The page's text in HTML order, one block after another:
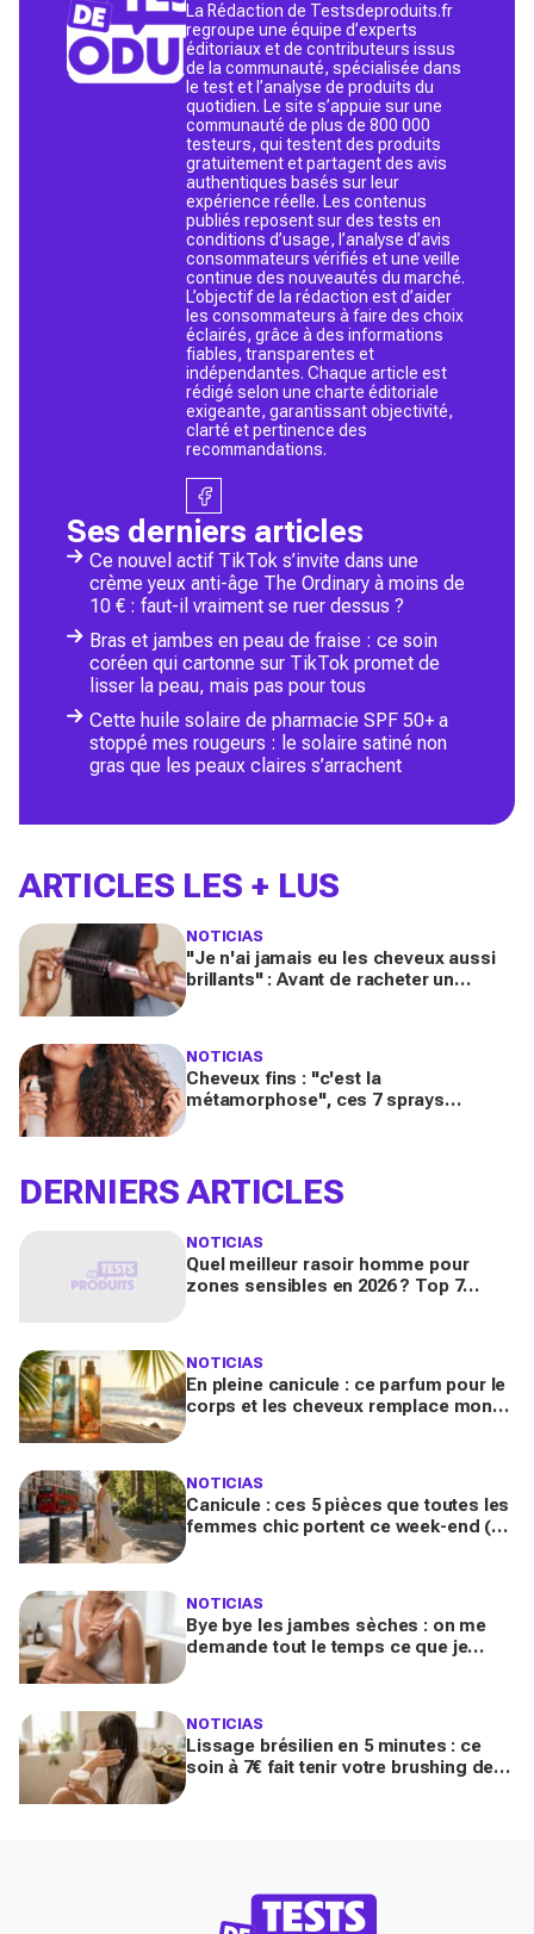
La Rédaction de Testsdeproduits.fr
regroupe une équipe d’experts
éditoriaux et de contributeurs issus
de la communauté, spécialisée dans
le test et l’analyse de produits du
quotidien. Le site s’appuie sur une
communauté de plus de 800 000
testeurs, qui testent des produits
gratuitement et partagent des avis
authentiques basés sur leur
expérience réelle. Les contenus
publiés reposent sur des tests en
conditions d’usage, l’analyse d’avis
consommateurs vérifiés et une veille
continue des nouveautés du marché.
L’objectif de la rédaction est d’aider
les consommateurs à faire des choix
éclairés, grâce à des informations
fiables, transparentes et
indépendantes. Chaque article est
rédigé selon une charte éditoriale
exigeante, garantissant objectivité,
clarté et pertinence des
recommandations.
Ses derniers articles
Ce nouvel actif TikTok s’invite dans une
crème yeux anti-âge The Ordinary à moins de
10 € : faut-il vraiment se ruer dessus ?
Bras et jambes en peau de fraise : ce soin
coréen qui cartonne sur TikTok promet de
lisser la peau, mais pas pour tous
Cette huile solaire de pharmacie SPF 50+ a
stoppé mes rougeurs : le solaire satiné non
gras que les peaux claires s’arrachent
ARTICLES LES + LUS
NOTICIAS
"Je n'ai jamais eu les cheveux aussi
brillants" : Avant de racheter un
NOTICIAS
Cheveux fins : "c'est la
métamorphose", ces 7 sprays
DERNIERS ARTICLES
NOTICIAS
Quel meilleur rasoir homme pour
zones sensibles en 2026 ? Top 7
NOTICIAS
En pleine canicule : ce parfum pour le
corps et les cheveux remplace mon
NOTICIAS
Canicule : ces 5 pièces que toutes les
femmes chic portent ce week-end (et
NOTICIAS
Bye bye les jambes sèches : on me
demande tout le temps ce que je
NOTICIAS
Lissage brésilien en 5 minutes : ce
soin à 7€ fait tenir votre brushing des